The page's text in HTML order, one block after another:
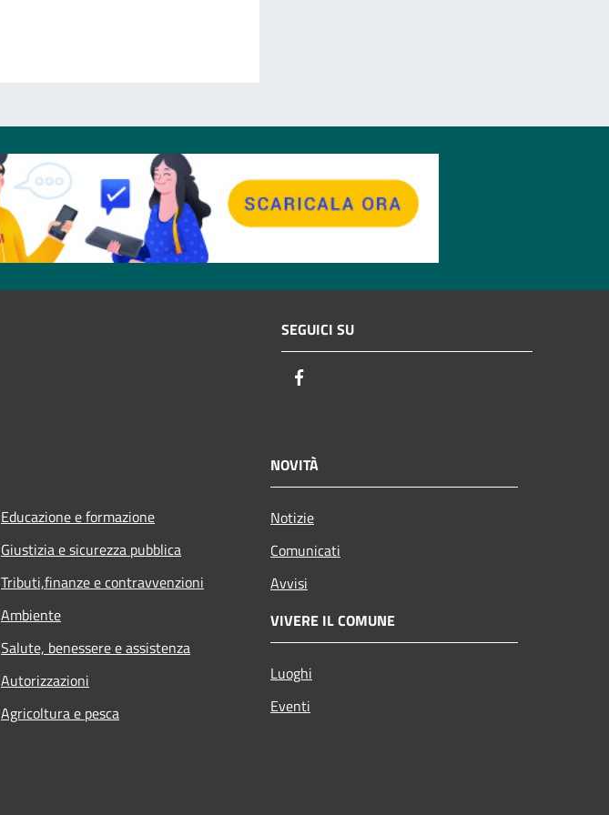
SEGUICI SU
Educazione e formazione
Giustizia e sicurezza pubblica
Tributi,finanze e contravvenzioni
Ambiente
Salute, benessere e assistenza
Autorizzazioni
Agricoltura e pesca
NOVITÀ
Notizie
Comunicati
Avvisi
VIVERE IL COMUNE
Luoghi
Eventi